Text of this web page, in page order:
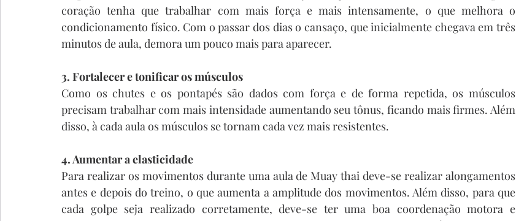
coração tenha que trabalhar com mais força e mais intensamente, o que melhora o
condicionamento físico. Com o passar dos dias o cansaço, que inicialmente chegava em três
minutos de aula, demora um pouco mais para aparecer.
3. Fortalecer e tonificar os músculos
Como os chutes e os pontapés são dados com força e de forma repetida, os músculos
precisam trabalhar com mais intensidade aumentando seu tônus, ficando mais firmes. Além
disso, à cada aula os músculos se tornam cada vez mais resistentes.
4. Aumentar a elasticidade
Para realizar os movimentos durante uma aula de Muay thai deve-se realizar alongamentos
antes e depois do treino, o que aumenta a amplitude dos movimentos. Além disso, para que
cada golpe seja realizado corretamente, deve-se ter uma boa coordenação motora e